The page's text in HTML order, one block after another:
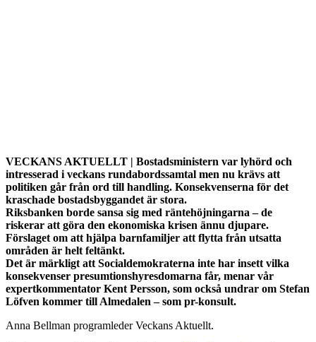
VECKANS AKTUELLT | Bostadsministern var lyhörd och
intresserad i veckans rundabordssamtal men nu krävs att
politiken går från ord till handling. Konsekvenserna för det
kraschade bostadsbyggandet är stora.
Riksbanken borde sansa sig med räntehöjningarna – de
riskerar att göra den ekonomiska krisen ännu djupare.
Förslaget om att hjälpa barnfamiljer att flytta från utsatta
områden är helt feltänkt.
Det är märkligt att Socialdemokraterna inte har insett vilka
konsekvenser presumtionshyresdomarna får, menar vår
expertkommentator Kent Persson, som också undrar om Stefan
Löfven kommer till Almedalen – som pr-konsult.
Anna Bellman programleder Veckans Aktuellt.